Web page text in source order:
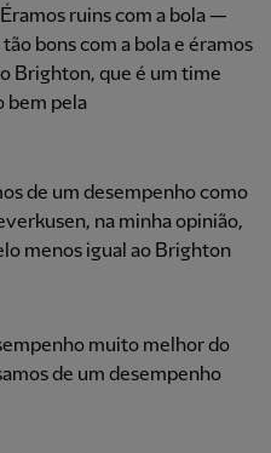
ruins com a bola —
bons com a bola e éramos
Brighton, que é um time
bem pela
de um desempenho como
na minha opinião,
menos igual ao Brighton
muito melhor do
de um desempenho